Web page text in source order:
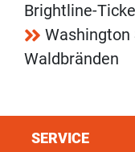
Brightline-
Waldbränden
SERVICE